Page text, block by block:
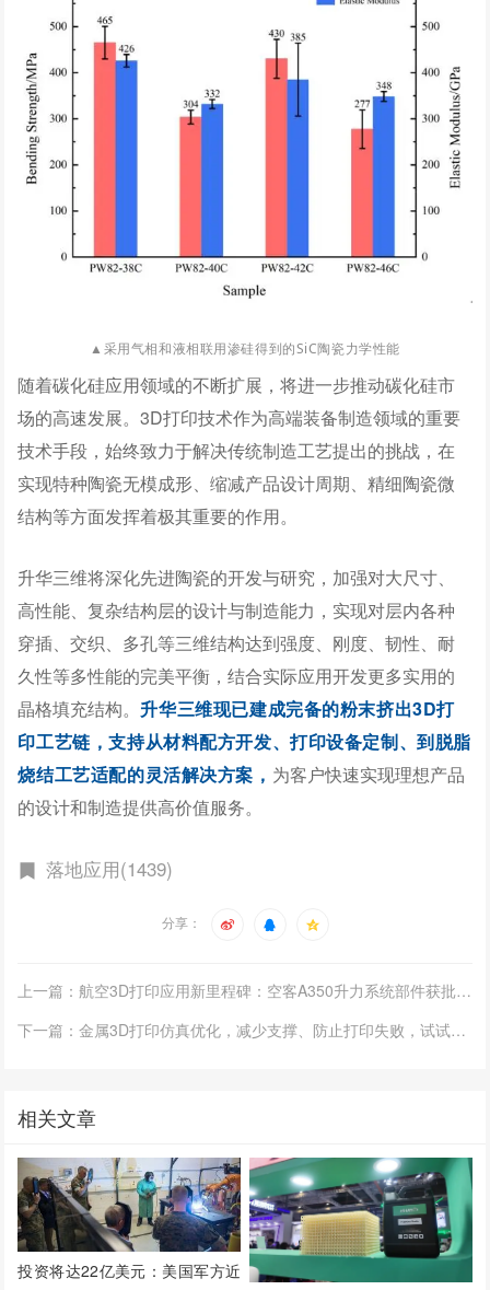
▲ 采用气相和液相联用渗硅得到的SiC陶瓷力学性能
随着碳化硅应用领域的不断扩展，将进一步推动碳化硅市
场的高速发展。3D打印技术作为高端装备制造领域的重要
技术手段，始终致力于解决传统制造工艺提出的挑战，在
实现特种陶瓷无模成形、缩减产品设计周期、精细陶瓷微
结构等方面发挥着极其重要的作用。
升华三维将深化先进陶瓷的开发与研究，加强对大尺寸、
高性能、复杂结构层的设计与制造能力，实现对层内各种
穿插、交织、多孔等三维结构达到强度、刚度、韧性、耐
久性等多性能的完美平衡，结合实际应用开发更多实用的
晶格填充结构。 升华三维现已建成完备的粉末挤出3D打
印工艺链 ，支持从材料配方开发、打印设备定制、到脱脂
烧结工艺适配的灵活解决方案， 为客户快速实现理想产品
的设计和制造提供高价值服务。
落地应用(1439)
分享：
上一篇：航空3D打印应用新里程碑：空客A350升力系统部件获批量生产批准
下一篇：金属3D打印仿真优化，减少支撑、防止打印失败，试试这款国产软件
相关文章
投资将达22亿美元：美国军方近